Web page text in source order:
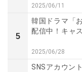
2025/06/11
5
韓国ドラマ「
配信中！キャ
2025/06/28
SNSアカウン